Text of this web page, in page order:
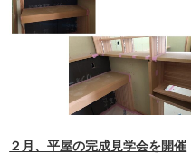
２月、平屋の完成見学会を開催